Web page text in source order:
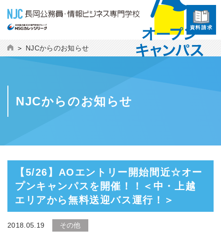
資料請求
NJCからのお知らせ
NJCからのお知らせ
【5/26】AOエントリー開始間近☆オー
プンキャンパスを開催！！＜中・上越
エリアから無料送迎バス運行！＞
2018.05.19 その他